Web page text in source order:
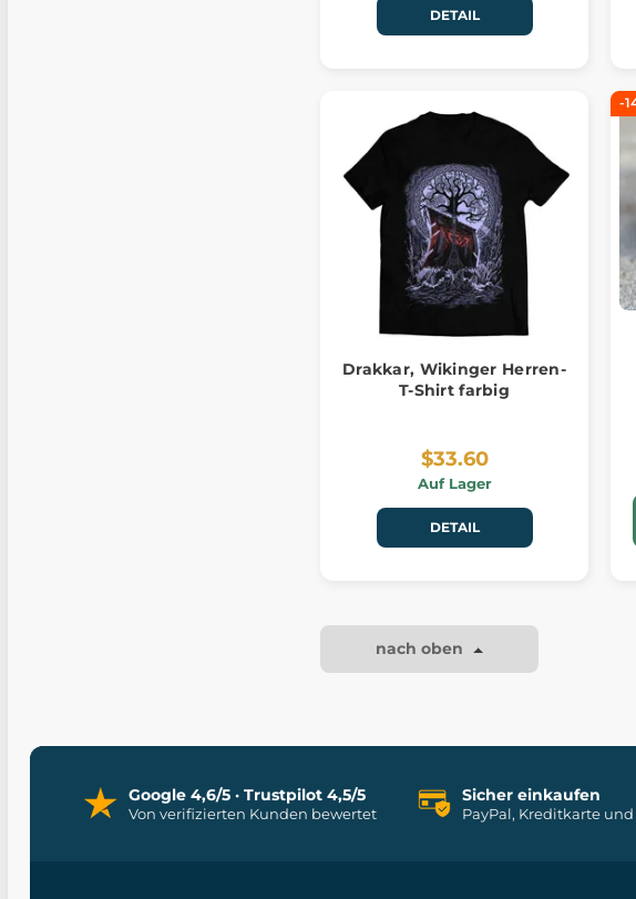
DETAIL
Drakkar, Wikinger Herren-
T-Shirt farbig
$33.60
Auf Lager
DETAIL
-
nach oben
Google 4,6/5 · Trustpilot 4,5/5
Von verifizierten Kunden bewertet
Sicher einkaufen
PayPal, Kreditkarte